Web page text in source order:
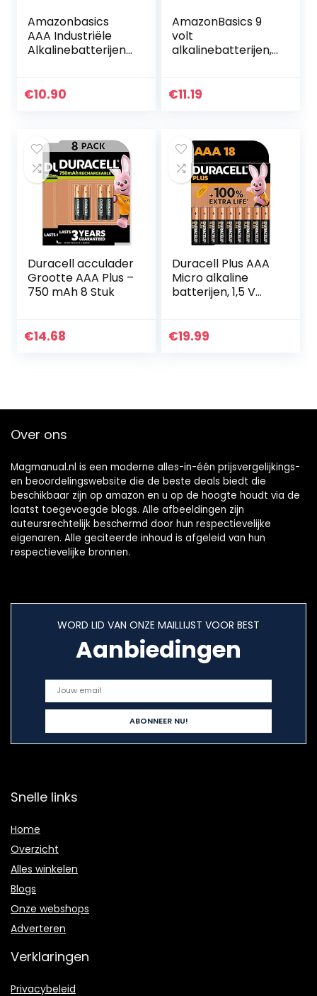
Amazonbasics
AAA Industriële
Alkalinebatterijen,
€10.90
AmazonBasics 9
volt
alkalinebatterijen,
€11.19
Duracell acculader
Grootte AAA Plus –
750 mAh 8 Stuk
€14.68
Duracell Plus AAA
Micro alkaline
batterijen, 1,5 V
exclusief]
€19.99
Over ons
Magmanual.nl is een moderne alles-in-één prijsvergelijkings-
en beoordelingswebsite die de beste deals biedt die
beschikbaar zijn op amazon en u op de hoogte houdt via de
laatst toegevoegde blogs. Alle afbeeldingen zijn
auteursrechtelijk beschermd door hun respectievelijke
eigenaren. Alle geciteerde inhoud is afgeleid van hun
respectievelijke bronnen.
WORD LID VAN ONZE MAILLIJST VOOR BEST
Aanbiedingen
Snelle links
Home
Overzicht
Alles winkelen
Blogs
Onze webshops
Adverteren
Verklaringen
Privacybeleid